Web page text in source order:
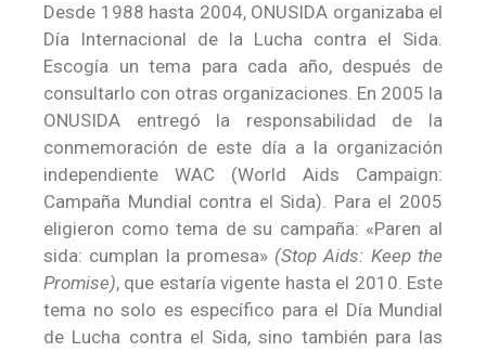
Desde 1988 hasta 2004, ONUSIDA organizaba el
Día Internacional de la Lucha contra el Sida.
Escogía un tema para cada año, después de
consultarlo con otras organizaciones. En 2005 la
ONUSIDA entregó la responsabilidad de la
conmemoración de este día a la organización
independiente WAC (World Aids Campaign:
Campaña Mundial contra el Sida). Para el 2005
eligieron como tema de su campaña: «Paren al
sida: cumplan la promesa» (Stop Aids: Keep the
Promise), que estaría vigente hasta el 2010. Este
tema no solo es específico para el Día Mundial
de Lucha contra el Sida, sino también para las